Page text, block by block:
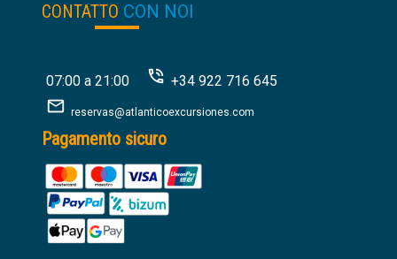
CONTATTO CON NOI
07:00 a 21:00 +34 922 716 645
reservas@atlanticoexcursiones.com
Pagamento sicuro